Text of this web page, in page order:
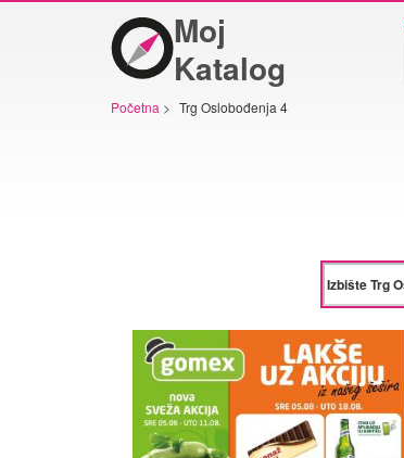
Moj
Katalog
Početna > Trg Oslobođenja 4